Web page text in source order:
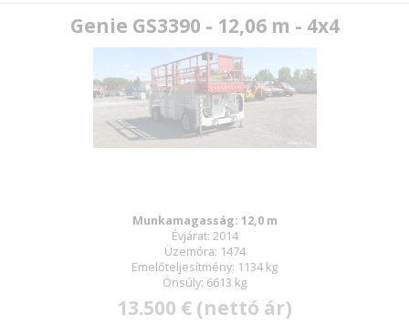
Genie GS3390 - 12,06 m - 4x4
Munkamagasság: 12,0 m
Évjárat: 2014
Üzemóra: 1474
Emelőteljesítmény: 1134 kg
Önsúly: 6613 kg
13.500 € (nettó ár)